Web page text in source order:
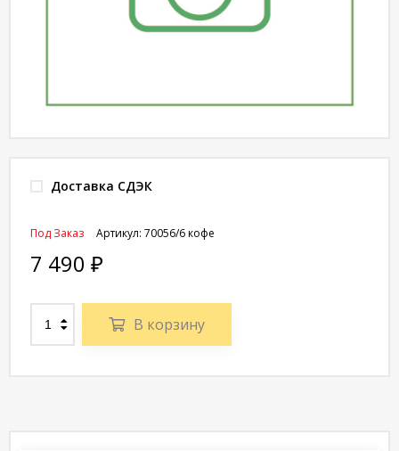
Доставка СДЭК
Артикул: 70056/6 кофе
Под Заказ
7 490 ₽
В корзину